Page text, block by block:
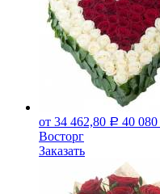
от 34 462,80 Р 40 080
Восторг
Заказать